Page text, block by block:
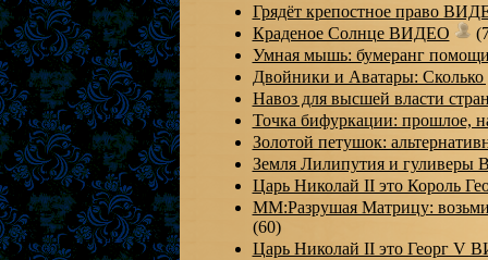
Грядёт крепостное право
Краденое Солнце ВИДЕО
Умная мышь: бумеранг
Двойники и Аватары:
Навоз для высшей власти
Точка бифуркации: прошлое,
Золотой петушок:
Земля Лилипутия и
Царь Николай II это Король
ММ:Разрушая Матрицу:
(60)
Царь Николай II это Георг V